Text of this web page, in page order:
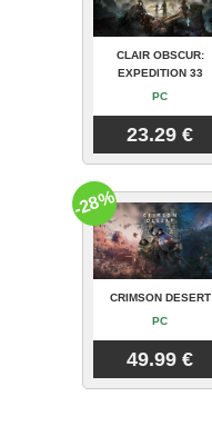
CLAIR OBSCUR:
EXPEDITION 33
PC
23.29 €
CRIMSON DESERT
PC
49.99 €
-28%